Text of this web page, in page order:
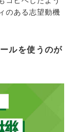
のある志望動機
ルを使うのが